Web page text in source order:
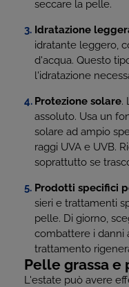
seccare la pelle.
Idratazione
idratante leggero,
d'acqua. Questo
l'idratazione
Protezione solare.
assoluto. Usa un
solare ad ampio
raggi UVA e UVB.
soprattutto se
Prodotti specifici
sieri e trattamenti
pelle. Di giorno,
combattere i danni
trattamento
Pelle grassa e
L'estate può avere